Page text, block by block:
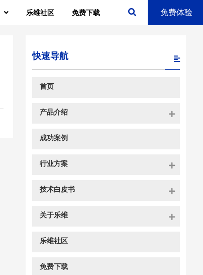
免费体验
乐维社区 免费下载
快速导航
首页
产品介绍
成功案例
行业方案
技术白皮书
关于乐维
乐维社区
免费下载